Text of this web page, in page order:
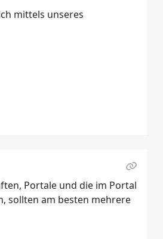
mittels unseres
Portale und die im Portal
sollten am besten mehrere